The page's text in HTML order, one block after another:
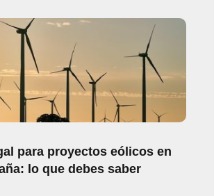
para proyectos eólicos en
lo que debes saber